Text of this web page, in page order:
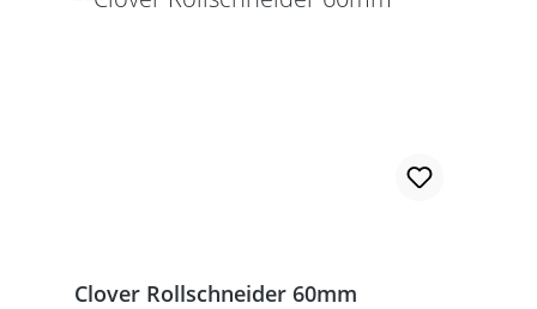
Clover Rollschneider 60mm